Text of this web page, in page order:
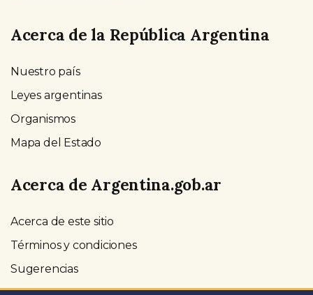
Acerca de la República Argentina
Nuestro país
Leyes argentinas
Organismos
Mapa del Estado
Acerca de Argentina.gob.ar
Acerca de este sitio
Términos y condiciones
Sugerencias